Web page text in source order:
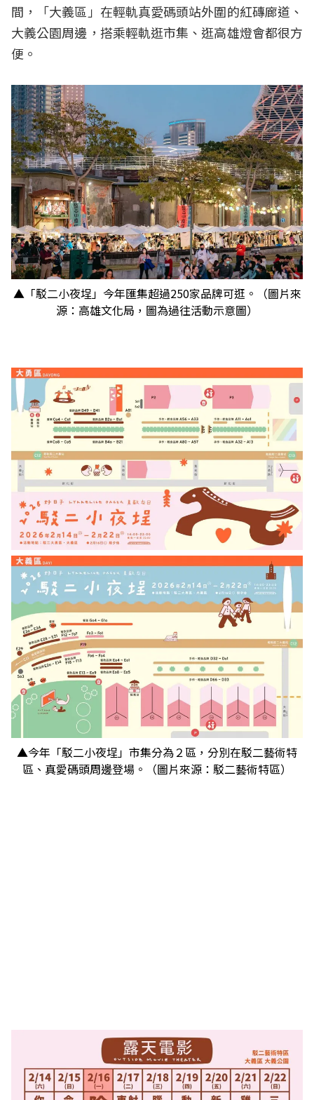
間，「大義區」在輕軌真愛碼頭站外圍的紅磚廊道、
大義公園周邊，搭乘輕軌逛市集、逛高雄燈會都很方
便。
▲「駁二小夜埕」今年匯集超過250家品牌可逛。（圖片來
源：高雄文化局，圖為過往活動示意圖）
▲今年「駁二小夜埕」市集分為２區，分別在駁二藝術特
區、真愛碼頭周邊登場。（圖片來源：駁二藝術特區）